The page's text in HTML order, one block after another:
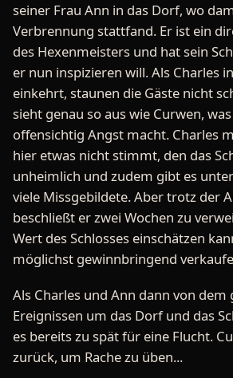
seiner Frau Ann in das Dorf, wo
Verbrennung stattfand. Er ist ein
des Hexenmeisters und hat sein
er nun inspizieren will. Als Charles
einkehrt, staunen die Gäste nicht
sieht genau so aus wie Curwen,
offensichtig Angst macht. Charles
hier etwas nicht stimmt, den das
unheimlich und zudem gibt es
viele Missgebildete. Aber trotz der
beschließt er zwei Wochen zu
Wert des Schlosses einschätzen
möglichst gewinnbringend
Als Charles und Ann dann von dem
Ereignissen um das Dorf und das
es bereits zu spät für eine Flucht.
zurück, um Rache zu üben...